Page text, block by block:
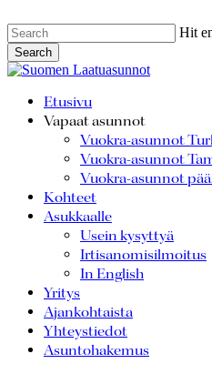
Skip
to
main
Hit
Search
Close
Menu
Etusivu
Vapaat asunnot
Vuokra-asunnot
Vuokra-asunnot
Vuokra-asunnot
Kohteet
Asukkaalle
Usein kysyttyä
Irtisanomisilmoitus
In English
Yritys
Ajankohtaista
Yhteystiedot
Asuntohakemus